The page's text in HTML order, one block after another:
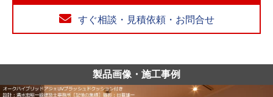
すぐ相談・見積依頼・お問合せ
製品画像・施工事例